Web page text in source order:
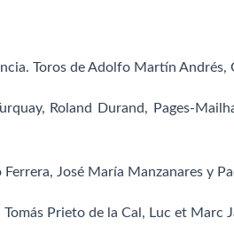
Toros de Adolfo Martín Andrés,
Roland Durand, Pages-
José María Manzanares y
Prieto de la Cal, Luc et